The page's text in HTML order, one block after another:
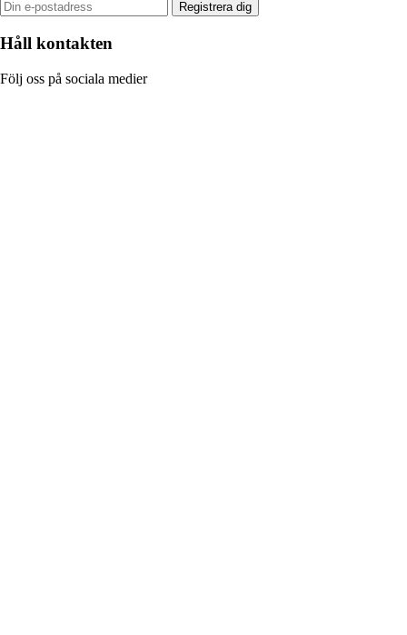
Registrera dig
Håll kontakten
Följ oss på sociala medier